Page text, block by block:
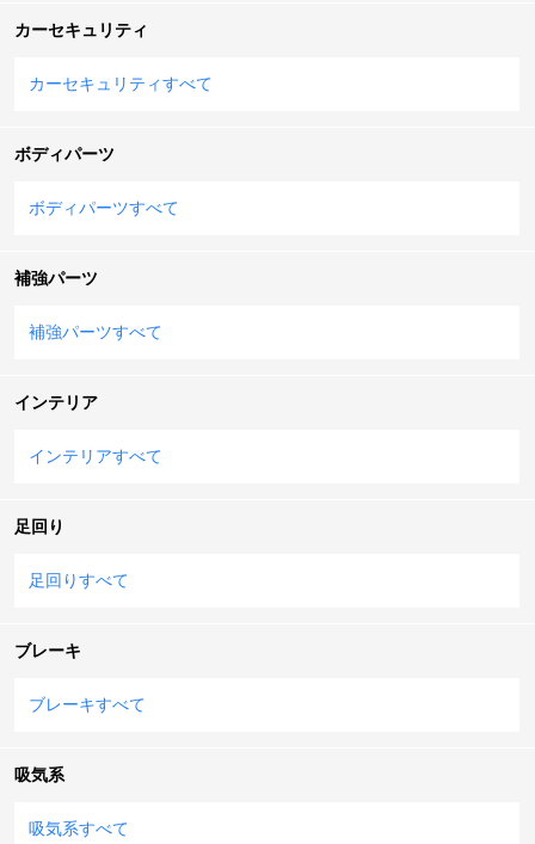
カーセキュリティ
カーセキュリティすべて
ボディパーツ
ボディパーツすべて
補強パーツ
補強パーツすべて
インテリア
インテリアすべて
足回り
足回りすべて
ブレーキ
ブレーキすべて
吸気系
吸気系すべて